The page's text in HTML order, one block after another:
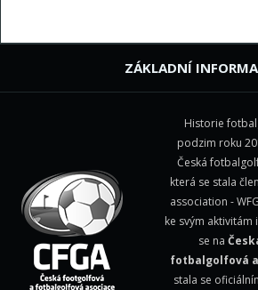
ZÁKLADNÍ
Historie
podzim roku
Česká
která se stala
association -
ke svým
se na
fotbalgolfová
stala se